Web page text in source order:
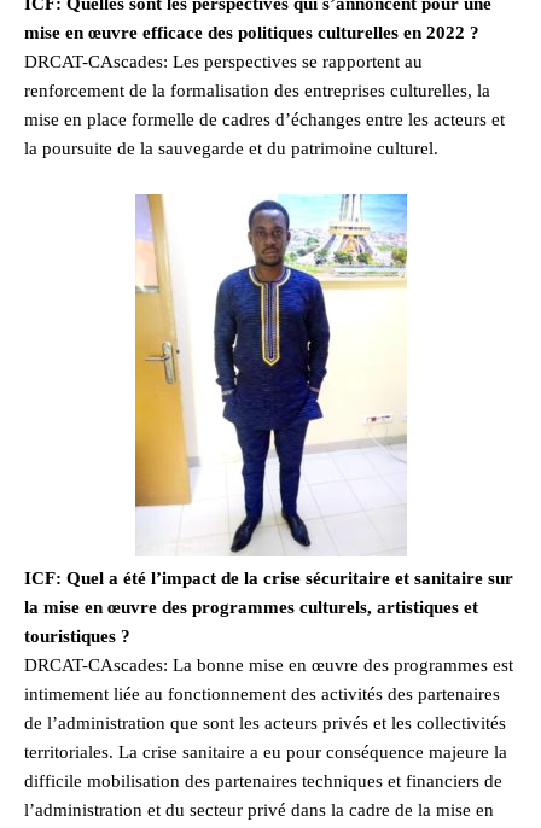
ICF: Quelles sont les perspectives qui s’annoncent pour une
mise en œuvre efficace des politiques culturelles en 2022 ?
DRCAT-CAscades: Les perspectives se rapportent au
renforcement de la formalisation des entreprises culturelles, la
mise en place formelle de cadres d’échanges entre les acteurs et
la poursuite de la sauvegarde et du patrimoine culturel.
ICF: Quel a été l’impact de la crise sécuritaire et sanitaire sur
la mise en œuvre des programmes culturels, artistiques et
touristiques ?
DRCAT-CAscades: La bonne mise en œuvre des programmes est
intimement liée au fonctionnement des activités des partenaires
de l’administration que sont les acteurs privés et les collectivités
territoriales. La crise sanitaire a eu pour conséquence majeure la
difficile mobilisation des partenaires techniques et financiers de
l’administration et du secteur privé dans la cadre de la mise en